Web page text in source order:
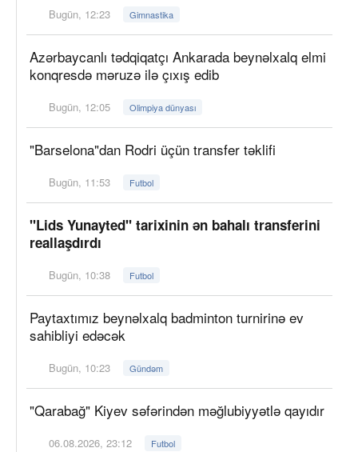
Bugün, 12:23 Gimnastika
Azərbaycanlı tədqiqatçı Ankarada beynəlxalq elmi
konqresdə məruzə ilə çıxış edib
Bugün, 12:05 Olimpiya dünyası
"Barselona"dan Rodri üçün transfer təklifi
Bugün, 11:53 Futbol
"Lids Yunayted" tarixinin ən bahalı transferini
reallaşdırdı
Bugün, 10:38 Futbol
Paytaxtımız beynəlxalq badminton turnirinə ev
sahibliyi edəcək
Bugün, 10:23 Gündəm
"Qarabağ" Kiyev səfərindən məğlubiyyətlə qayıdır
06.08.2026, 23:12 Futbol